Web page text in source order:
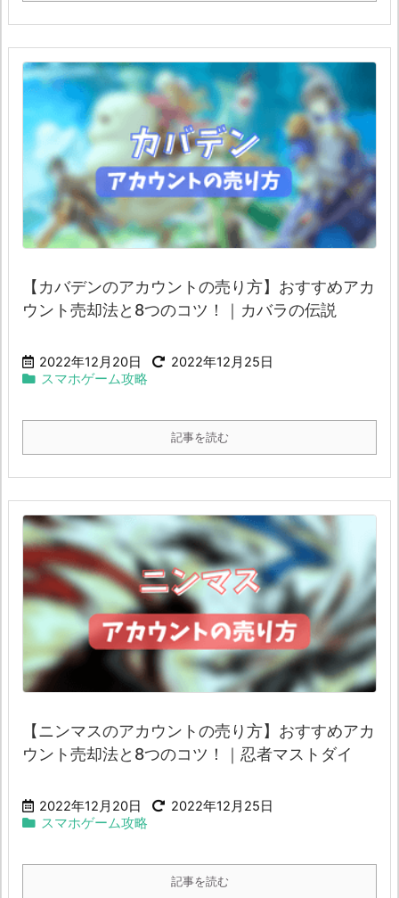
【カバデンのアカウントの売り方】おすすめアカ
ウント売却法と8つのコツ！｜カバラの伝説
2022年12月20日
2022年12月25日
スマホゲーム攻略
記事を読む
【ニンマスのアカウントの売り方】おすすめアカ
ウント売却法と8つのコツ！｜忍者マストダイ
2022年12月20日
2022年12月25日
スマホゲーム攻略
記事を読む